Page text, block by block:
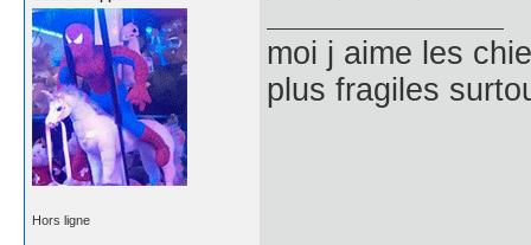
moi j aime les
plus fragiles
Hors ligne